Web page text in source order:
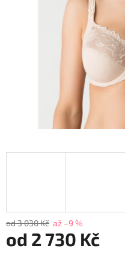
od 3 030 Kč až –9 %
od 2 730 Kč